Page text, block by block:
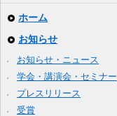
ホーム
お知らせ
お知らせ・ニュース
学会・講演会・セミナー
プレスリリース
受賞